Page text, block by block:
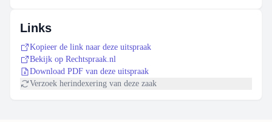
Links
Kopieer de link naar deze uitspraak
Bekijk op Rechtspraak.nl
Download PDF van deze uitspraak
Verzoek herindexering van deze zaak